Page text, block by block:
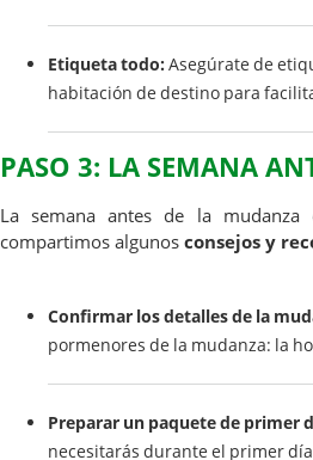
Etiqueta todo: Asegúrate de
habitación de destino para
PASO 3: LA SEMANA
La semana antes de la
compartimos algunos consejos y
Confirmar los detalles de la
pormenores de la mudanza: la
Preparar un paquete de primer
necesitarás durante el primer